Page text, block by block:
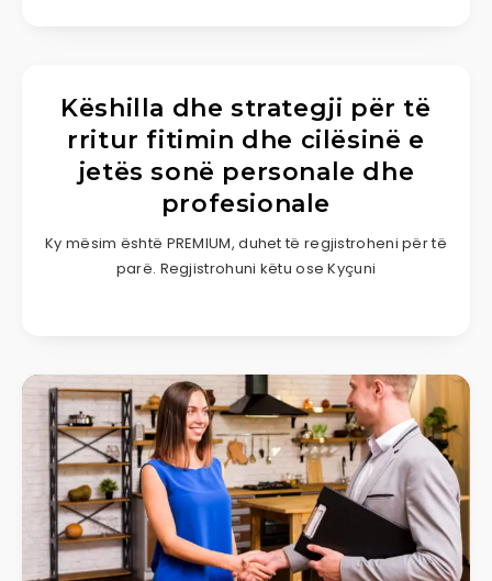
Këshilla dhe strategji për të
rritur fitimin dhe cilësinë e
jetës sonë personale dhe
profesionale
Ky mësim është PREMIUM, duhet të regjistroheni për të
parë. Regjistrohuni këtu ose Kyçuni